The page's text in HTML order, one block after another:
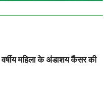
महिला के अंडाशय कैंसर की